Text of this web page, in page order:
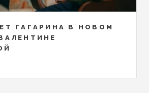
ГАГАРИНА В НОВОМ